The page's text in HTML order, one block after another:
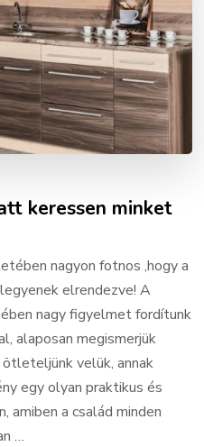
keressen minket
nagyon fotnos ,hogy a
elrendezve! A
nagy figyelmet fordítunk
alaposan megismerjük
velük, annak
egy olyan praktikus és
amiben a család minden
…